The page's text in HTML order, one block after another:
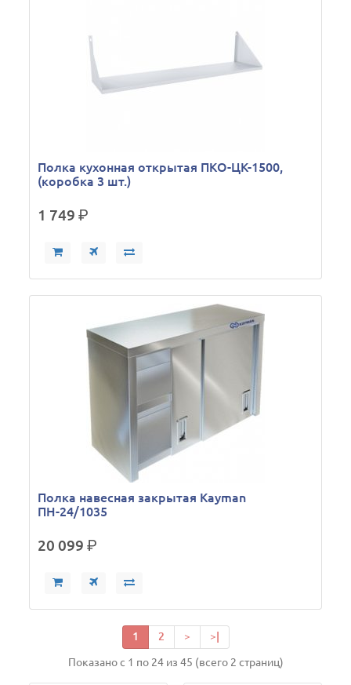
Полка кухонная открытая ПКО-ЦК-1500,
(коробка 3 шт.)
1 749р.
Полка навесная закрытая Kayman
ПН-24/1035
20 099р.
1 2 > >|
Показано с 1 по 24 из 45 (всего 2 страниц)